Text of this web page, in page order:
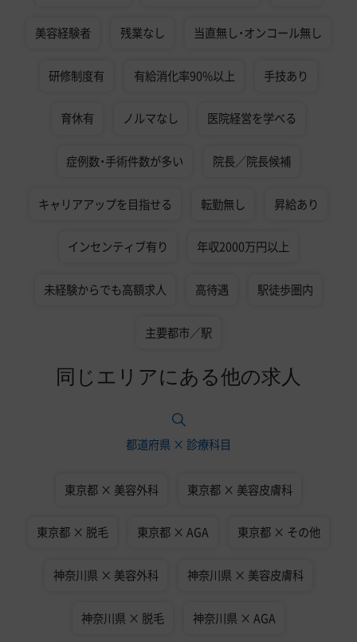
美容経験者 残業なし 当直無し・オンコール無し
研修制度有 有給消化率90%以上 手技あり
育休有 ノルマなし 医院経営を学べる
症例数・手術件数が多い 院長／院長候補
キャリアアップを目指せる 転勤無し 昇給あり
インセンティブ有り 年収2000万円以上
未経験からでも高額求人 高待遇 駅徒歩圏内
主要都市／駅
同じエリアにある他の求人
都道府県 × 診療科目
東京都 × 美容外科 東京都 × 美容皮膚科
東京都 × 脱毛 東京都 × AGA 東京都 × その他
神奈川県 × 美容外科 神奈川県 × 美容皮膚科
神奈川県 × 脱毛 神奈川県 × AGA